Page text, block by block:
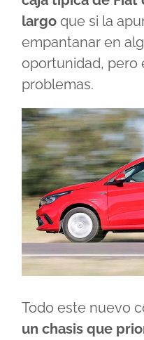
largo que si la
empantanar en
oportunidad, pero
problemas.
Todo este nuevo
un chasis que